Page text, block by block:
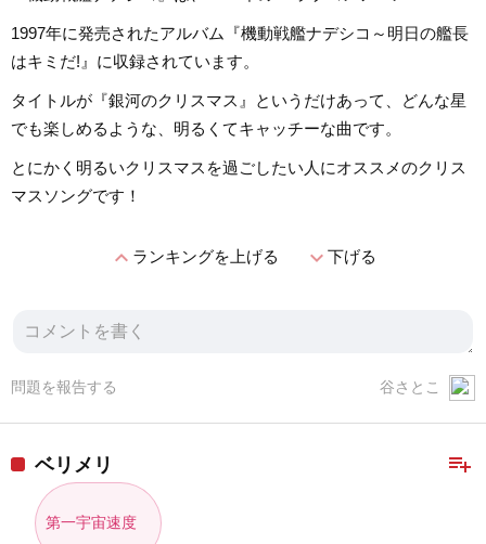
1997年に発売されたアルバム『機動戦艦ナデシコ～明日の艦長
はキミだ!』に収録されています。
タイトルが『銀河のクリスマス』というだけあって、どんな星
でも楽しめるような、明るくてキャッチーな曲です。
とにかく明るいクリスマスを過ごしたい人にオススメのクリス
マスソングです！
expand_lessランキングを上げる expand_more下げる
谷さとこ
問題を報告する
playlist_add
ベリメリ
第一宇宙速度